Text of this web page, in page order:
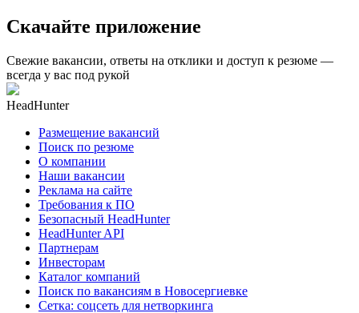
Скачайте приложение
Свежие вакансии, ответы на отклики и доступ к резюме —
всегда у вас под рукой
HeadHunter
Размещение вакансий
Поиск по резюме
О компании
Наши вакансии
Реклама на сайте
Требования к ПО
Безопасный HeadHunter
HeadHunter API
Партнерам
Инвесторам
Каталог компаний
Поиск по вакансиям в Новосергиевке
Сетка: соцсеть для нетворкинга